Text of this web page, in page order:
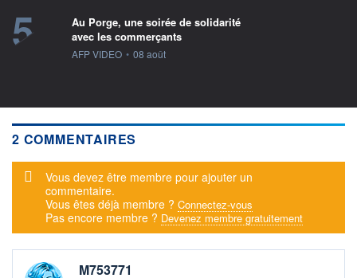
5
Au Porge, une soirée de solidarité
avec les commerçants
information fournie par
AFP VIDEO • 08 août
2 COMMENTAIRES
Message d'alerte
Vous devez être membre pour ajouter un
commentaire.
Vous êtes déjà membre ? Connectez-vous
Pas encore membre ? Devenez membre gratuitement
M753771